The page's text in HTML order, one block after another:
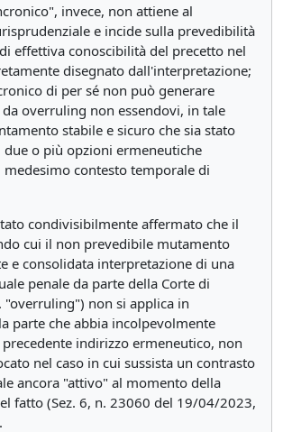
invece, non attiene al
e incide sulla prevedibilità
effettiva conoscibilità del precetto nel
disegnato dall'interpretazione;
di per sé non può generare
overruling non essendovi, in tale
stabile e sicuro che sia stato
due o più opzioni ermeneutiche
contesto temporale di
condivisibilmente affermato che il
cui il non prevedibile mutamento
e consolidata interpretazione di una
penale da parte della Corte di
"overruling") non si applica in
parte che abbia incolpevolmente
indirizzo ermeneutico, non
nel caso in cui sussista un contrasto
ancora "attivo" al momento della
fatto (Sez. 6, n. 23060 del 19/04/2023,